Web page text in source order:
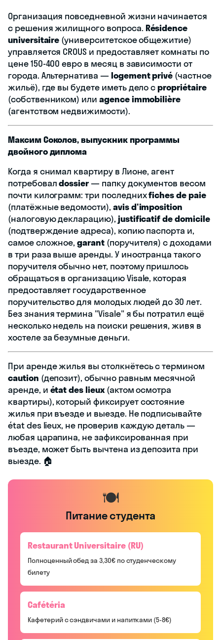
Организация повседневной жизни начинается
с решения жилищного вопроса. Résidence
universitaire (университетское общежитие)
управляется CROUS и предоставляет комнаты по
цене 150-400 евро в месяц в зависимости от
города. Альтернатива —logement privé (частное
жильё), где вы будете иметь дело сpropriétaire
(собственником) или agence immobilière
(агентством недвижимости).
Максим Соколов, выпускник программы
двойного диплома
Когда я снимал квартиру в Лионе, агент
потребовалdossier— папку документов весом
почти килограмм: три последнихfiches de paie
(платёжные ведомости), avis d'imposition
(налоговую декларацию), justificatif de domicile
(подтверждение адреса), копию паспорта и,
самое сложное,garant(поручителя) с доходами
в три раза выше аренды. У иностранца такого
поручителя обычно нет, поэтому пришлось
обращаться в организацию Visale, которая
предоставляет государственное
поручительство для молодых людей до 30 лет.
Без знания термина "Visale" я бы потратил ещё
несколько недель на поиски решения, живя в
хостеле за безумные деньги.
При аренде жилья вы столкнётесь с термином
caution (депозит), обычно равным месячной
аренде, и état des lieux(актом осмотра
квартиры), который фиксирует состояние
жилья при въезде и выезде. Не подписывайте
état des lieux, не проверив каждую деталь —
любая царапина, не зафиксированная при
въезде, может быть вычтена из депозита при
выезде. 🏠
🍽️
Питание студента
Restaurant Universitaire (RU)
Полноценный обед за 3,30€ по студенческому
билету
Cafétéria
Кафетерий с сэндвичами и напитками (5-8€)